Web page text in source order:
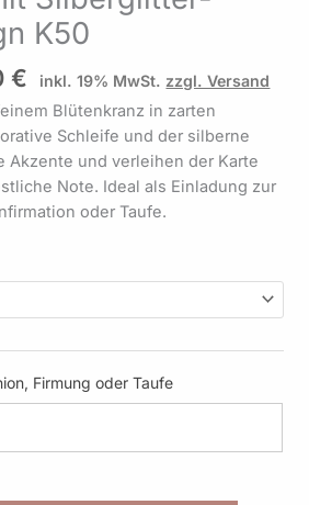
K50
€ inkl. 19% MwSt. zzgl. Versand
Blütenkranz in zarten
Schleife und der silberne
Akzente und verleihen der Karte
Note. Ideal als Einladung zur
oder Taufe.
Firmung oder Taufe